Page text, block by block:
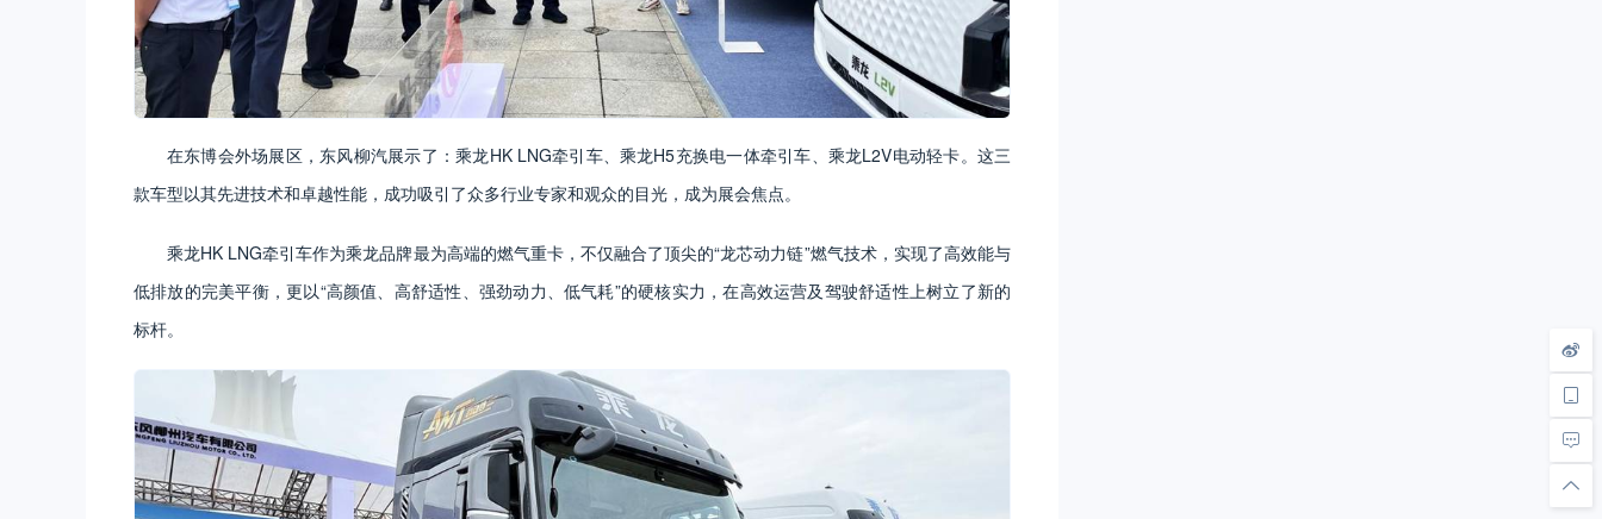
在东博会外场展区，东风柳汽展示了：乘龙HK LNG牵引车、乘龙H5充换电一体牵引车、乘龙L2V电动轻卡。这三
款车型以其先进技术和卓越性能，成功吸引了众多行业专家和观众的目光，成为展会焦点。
乘龙HK LNG牵引车作为乘龙品牌最为高端的燃气重卡，不仅融合了顶尖的“龙芯动力链”燃气技术，实现了高效能与
低排放的完美平衡，更以“高颜值、高舒适性、强劲动力、低气耗”的硬核实力，在高效运营及驾驶舒适性上树立了新的
标杆。